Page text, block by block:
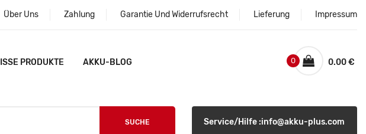
Über Uns Zahlung Garantie Und Widerrufsrecht Lieferung Impressum
PRODUKTE AKKU-BLOG 0.00 €
0
SUCHE Service/Hilfe :info@akku-plus.com